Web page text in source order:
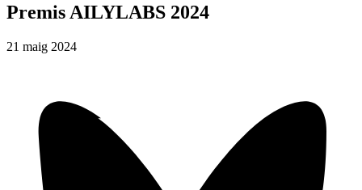
Premis AILYLABS 2024
21 maig 2024